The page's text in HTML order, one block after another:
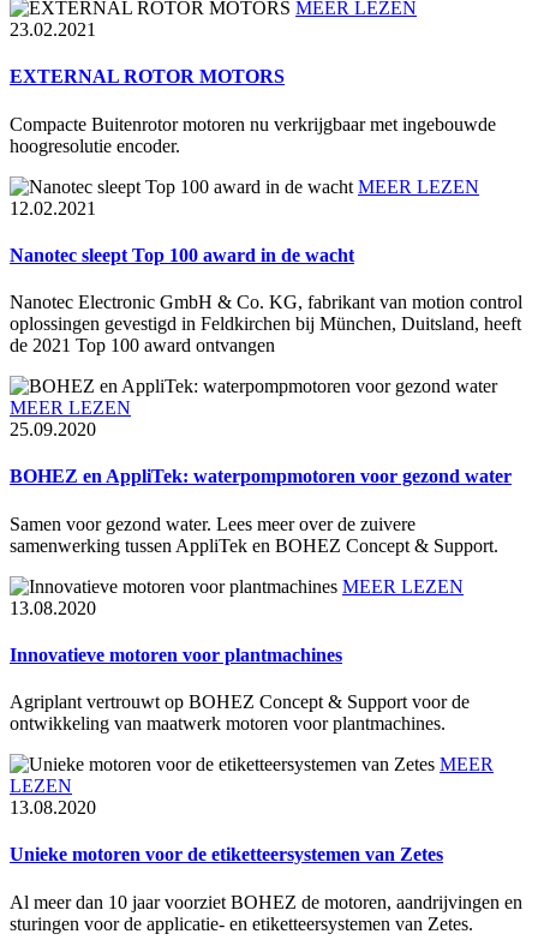
MEER LEZEN
23.02.2021
EXTERNAL ROTOR MOTORS
Compacte Buitenrotor motoren nu verkrijgbaar met ingebouwde
hoogresolutie encoder.
MEER LEZEN
12.02.2021
Nanotec sleept Top 100 award in de wacht
Nanotec Electronic GmbH & Co. KG, fabrikant van motion control
oplossingen gevestigd in Feldkirchen bij München, Duitsland, heeft
de 2021 Top 100 award ontvangen
MEER LEZEN
25.09.2020
BOHEZ en AppliTek: waterpompmotoren voor gezond water
Samen voor gezond water. Lees meer over de zuivere
samenwerking tussen AppliTek en BOHEZ Concept & Support.
MEER LEZEN
13.08.2020
Innovatieve motoren voor plantmachines
Agriplant vertrouwt op BOHEZ Concept & Support voor de
ontwikkeling van maatwerk motoren voor plantmachines.
MEER
LEZEN
13.08.2020
Unieke motoren voor de etiketteersystemen van Zetes
Al meer dan 10 jaar voorziet BOHEZ de motoren, aandrijvingen en
sturingen voor de applicatie- en etiketteersystemen van Zetes.